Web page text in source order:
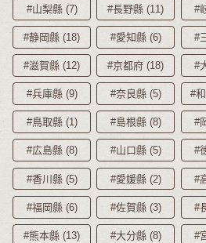
#山梨縣 (7) #長野縣 (11) #
#静岡縣 (18) #愛知縣 (6) #
#滋賀縣 (12) #京都府 (18) #
#兵庫縣 (9) #奈良縣 (5) #
#鳥取縣 (1) #島根縣 (8) #
#広島縣 (8) #山口縣 (5) #
#香川縣 (5) #愛媛縣 (2) #
#福岡縣 (6) #佐賀縣 (3) #
#熊本縣 (13) #大分縣 (8) #